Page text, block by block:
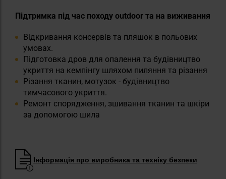
Підтримка під час походу outdoor та на виживання
Відкривання консервів та пляшок в польових
умовах.
Підготовка дров для опалення та будівництво
укриття на кемпінгу шляхом пиляння та різання
Різання тканин, мотузок - будівництво
тимчасового укриття.
Ремонт спорядження, зшивання тканин та шкіри
за допомогою шила
Інформація про виробника та техніку безпеки